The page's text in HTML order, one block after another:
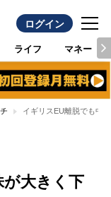
ログイン
ライフ マネー
イギリスEU離脱でも中
大きく下